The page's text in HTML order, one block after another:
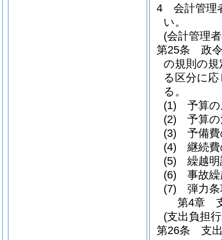
4
会計管理
い。
(会計管理
第25条
政
の規則の
る区分に応
る。
(1)
予算
(2)
予算
(3)
予備
(4)
継続
(5)
繰越
(6)
事故
(7)
弾力
第4章
(支出負担
第26条
支